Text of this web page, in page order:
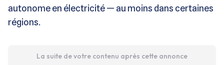
autonome en électricité — au moins dans certaines
régions.
La suite de votre contenu après cette annonce